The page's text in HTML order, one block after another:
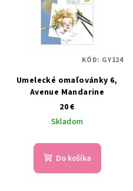
Umelecké omaľovánky 6,
Avenue Mandarine
20 €
Skladom
Do košíka
KÓD: GY124